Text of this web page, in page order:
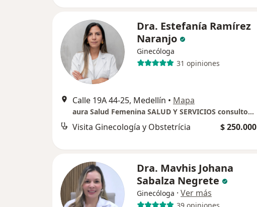
Dra. Estefanía Ramírez
Naranjo
Ginecóloga
31 opiniones
Calle 19A 44-25, Medellín • Mapa
aura Salud Femenina SALUD Y SERVICIOS consultorio 1412
Visita Ginecología y Obstetrícia $ 250.000
Dra. Mavhis Johana
Sabalza Negrete
Ginecóloga · Ver más
39 opiniones